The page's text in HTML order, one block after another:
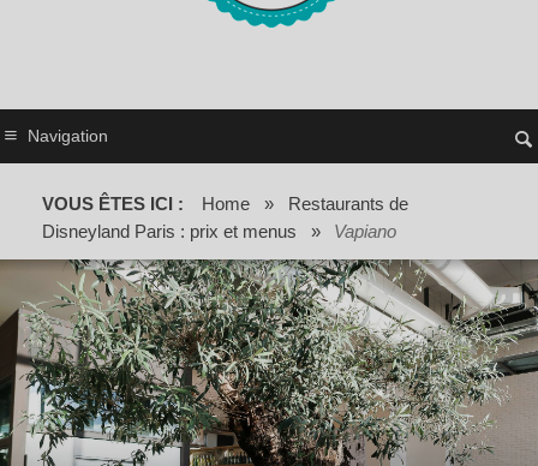
Navigation
VOUS ÊTES ICI : Home »
Restaurants de
Disneyland Paris : prix et menus
» Vapiano